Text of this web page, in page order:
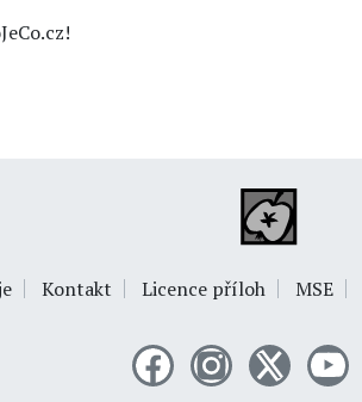
Kontakt Licence příloh MSE